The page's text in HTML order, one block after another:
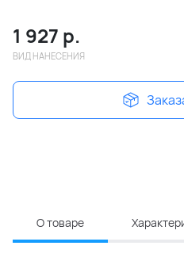
1 927 р.
ВИД НАНЕСЕНИЯ
О товаре